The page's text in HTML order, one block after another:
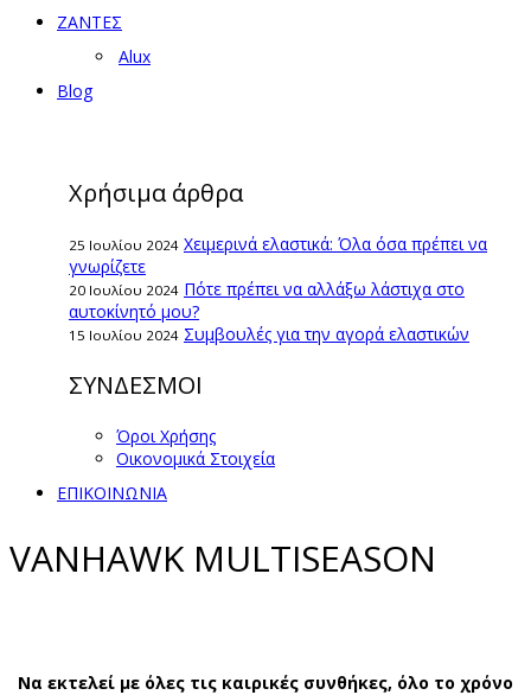
ΖΑΝΤΕΣ
Alux
Blog
Χρήσιμα άρθρα
25 Ιουλίου 2024 Χειμερινά ελαστικά: Όλα όσα πρέπει να
γνωρίζετε
20 Ιουλίου 2024 Πότε πρέπει να αλλάξω λάστιχα στο
αυτοκίνητό μου?
15 Ιουλίου 2024 Συμβουλές για την αγορά ελαστικών
ΣΥΝΔΕΣΜΟΙ
Όροι Χρήσης
Οικονομικά Στοιχεία
ΕΠΙΚΟΙΝΩΝΙΑ
VANHAWK MULTISEASON
Να εκτελεί με όλες τις καιρικές συνθήκες, όλο το χρόνο